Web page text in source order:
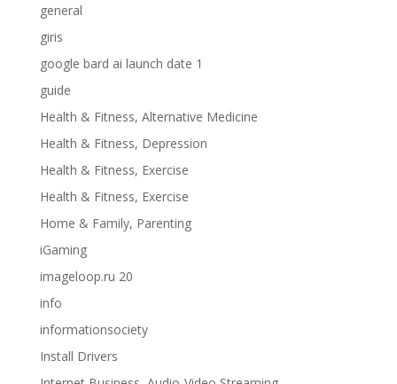
general
giris
google bard ai launch date 1
guide
Health & Fitness, Alternative Medicine
Health & Fitness, Depression
Health & Fitness, Exercise
Health & Fitness, Exercise
Home & Family, Parenting
iGaming
imageloop.ru 20
info
informationsociety
Install Drivers